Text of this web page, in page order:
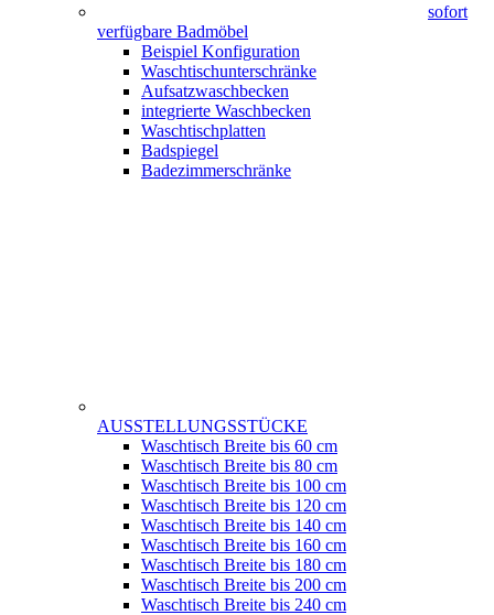
sofort
verfügbare Badmöbel
Beispiel Konfiguration
Waschtischunterschränke
Aufsatzwaschbecken
integrierte Waschbecken
Waschtischplatten
Badspiegel
Badezimmerschränke
AUSSTELLUNGSSTÜCKE
Waschtisch Breite bis 60 cm
Waschtisch Breite bis 80 cm
Waschtisch Breite bis 100 cm
Waschtisch Breite bis 120 cm
Waschtisch Breite bis 140 cm
Waschtisch Breite bis 160 cm
Waschtisch Breite bis 180 cm
Waschtisch Breite bis 200 cm
Waschtisch Breite bis 240 cm